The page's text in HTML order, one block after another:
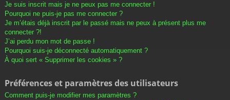
Je suis inscrit mais je ne peux pas me connecter !
Pourquoi ne puis-je pas me connecter ?
Je m’étais déjà inscrit par le passé mais ne peux à présent plus me
connecter ?!
J’ai perdu mon mot de passe !
Pourquoi suis-je déconnecté automatiquement ?
À quoi sert « Supprimer les cookies » ?
Préférences et paramètres des utilisateurs
Comment puis-je modifier mes paramètres ?